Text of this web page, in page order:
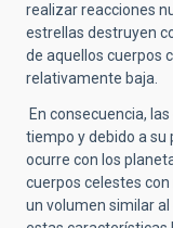
realizar reacciones
estrellas destruyen
de aquellos cuerpos
relativamente baja.
En consecuencia,
tiempo y debido a su
ocurre con los
cuerpos celestes
un volumen similar